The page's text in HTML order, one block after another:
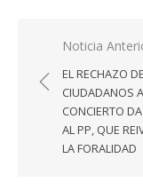
de
entradas
Noticia
EL RECHAZO DE
CIUDADANOS
CONCIERTO
AL PP, QUE
LA FORALIDAD